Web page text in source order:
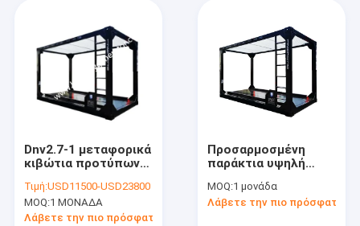
Dnv2.7-1 μεταφορικά
κιβώτια προτύπων
παράκτια
εφαρμοσμένη
μηχανική
Τιμή:USD11500-USD23800
MOQ:1 ΜΟΝΑΔΑ
Λάβετε την πιο πρόσφατη τιμή
Προσαρμοσμένη
παράκτια υψηλή
μεταφορικών
κιβωτίων 3500KGS
MOQ:1 μονάδα
Λάβετε την πιο πρόσφατη